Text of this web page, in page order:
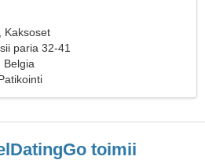
Kaksoset
paria 32-41
Belgia
toimii